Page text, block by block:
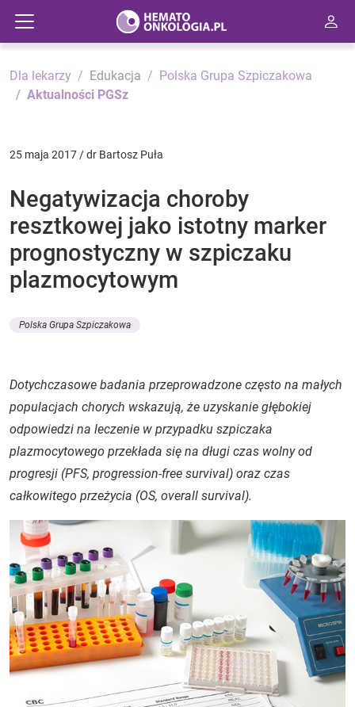
Dla lekarzy Edukacja
Polska Grupa Szpiczakowa
Aktualności PGSz
25 maja 2017 / dr Bartosz Puła
Negatywizacja choroby
resztkowej jako istotny marker
prognostyczny w szpiczaku
plazmocytowym
Polska Grupa Szpiczakowa
Dotychczasowe badania przeprowadzone często na małych
populacjach chorych wskazują, że uzyskanie głębokiej
odpowiedzi na leczenie w przypadku szpiczaka
plazmocytowego przekłada się na długi czas wolny od
progresji (PFS, progression-free survival) oraz czas
całkowitego przeżycia (OS, overall survival).